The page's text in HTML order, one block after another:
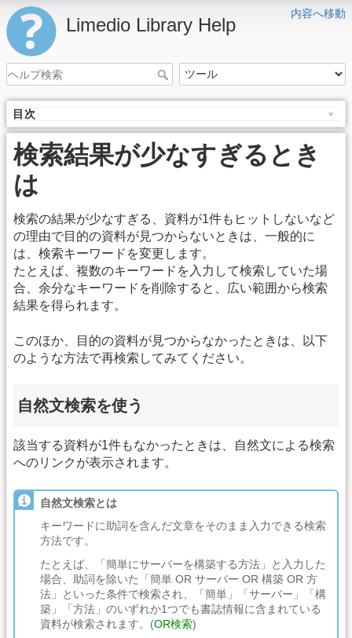
内容へ移動
Limedio Library Help
目次
検索結果が少なすぎるとき
は
検索の結果が少なすぎる、資料が1件もヒットしないなど
の理由で目的の資料が見つからないときは、一般的に
は、検索キーワードを変更します。
たとえば、複数のキーワードを入力して検索していた場
合、余分なキーワードを削除すると、広い範囲から検索
結果を得られます。
このほか、目的の資料が見つからなかったときは、以下
のような方法で再検索してみてください。
自然文検索を使う
該当する資料が1件もなかったときは、自然文による検索
へのリンクが表示されます。
自然文検索とは
キーワードに助詞を含んだ文章をそのまま入力できる検索
方法です。
たとえば、「簡単にサーバーを構築する方法」と入力した
場合、助詞を除いた「簡単 OR サーバー OR 構築 OR 方
法」といった条件で検索され、「簡単」「サーバー」「構
築」「方法」のいずれか1つでも書誌情報に含まれている
資料が検索されます。(OR検索)